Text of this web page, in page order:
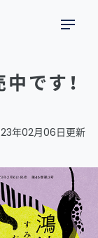
です！
年02月06日更新